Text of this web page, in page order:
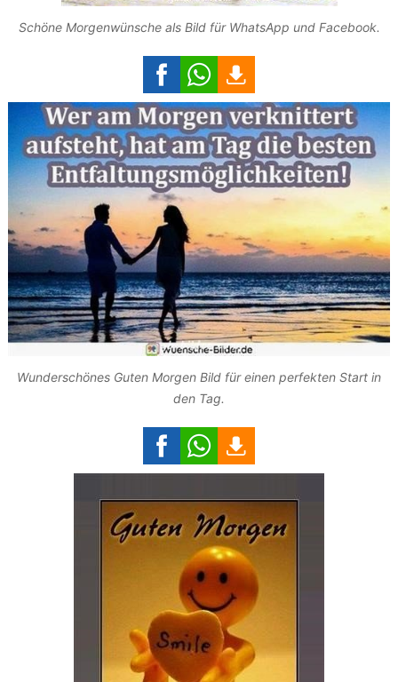
Schöne Morgenwünsche als Bild für WhatsApp und Facebook.
Wunderschönes Guten Morgen Bild für einen perfekten Start in
den Tag.